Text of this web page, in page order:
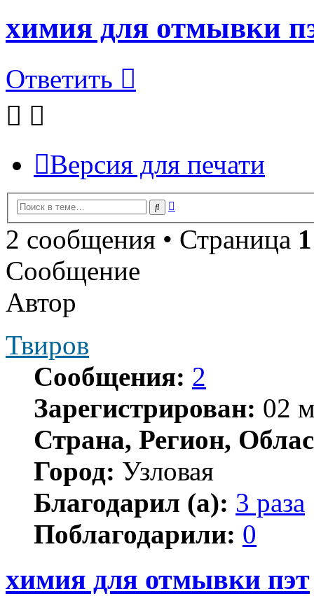
химия для отмывки
Ответить
Версия для печати
Поиск
2 сообщения • Страница 1
Сообщение
Автор
Твиров
Сообщения: 2
Зарегистрирован: 02
Страна, Регион,
Город: Узловая
Благодарил (а): 3 раза
Поблагодарили: 0
химия для отмывки пэт